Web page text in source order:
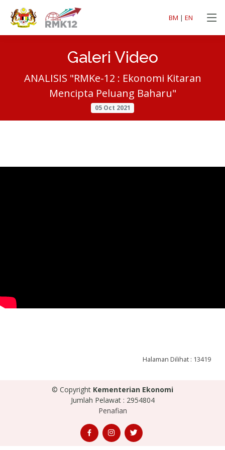
BM | EN
Galeri Video
ANALISIS "RMKe-12 : Ekonomi Kitaran
Mencipta Peluang Baharu"
05 Oct 2021
Halaman Dilihat : 13419
© Copyright Kementerian Ekonomi
Jumlah Pelawat : 2954804
Penafian